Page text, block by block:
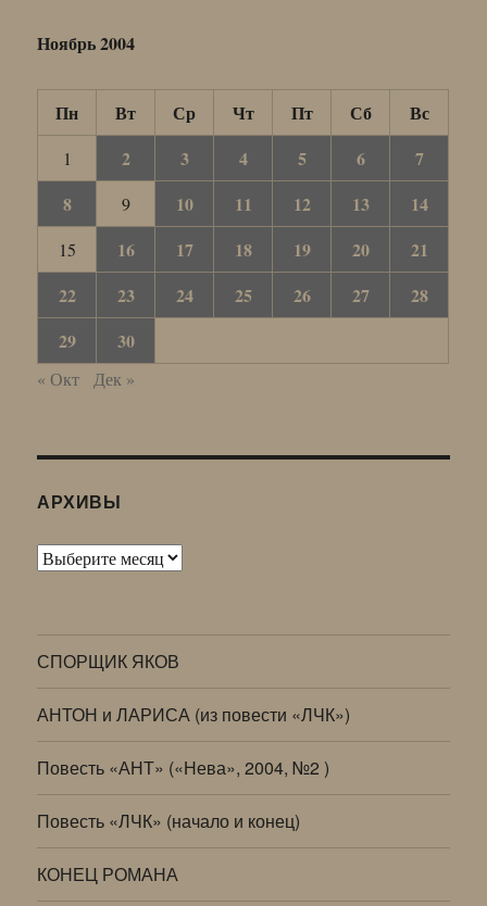
Ноябрь 2004
Пн Вт Ср Чт Пт Сб Вс
1 2 3 4 5 6
7
8
9 10 11 12 13 14
15 16 17 18 19 20
21
22
23 24 25 26 27
28
29
30
« Окт Дек »
АРХИВЫ
Архивы
СПОРЩИК ЯКОВ
АНТОН и ЛАРИСА (из повести «ЛЧК»)
Повесть «АНТ» («Нева», 2004, №2 )
Повесть «ЛЧК» (начало и конец)
КОНЕЦ РОМАНА